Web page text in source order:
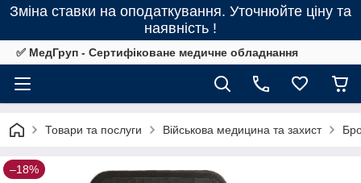
Зміна ставки на оподаткування. Уточнюйте ціну та
наявність !
✅ МедГруп - Сертифіковане медичне обладнання
Товари та послуги Військова медицина та захист
–18%